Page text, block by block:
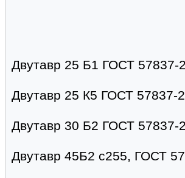
Двутавр 25 Б1 ГОСТ
Двутавр 25 К5 ГОСТ
Двутавр 30 Б2 ГОСТ
Двутавр 45Б2 с255, ГОСТ